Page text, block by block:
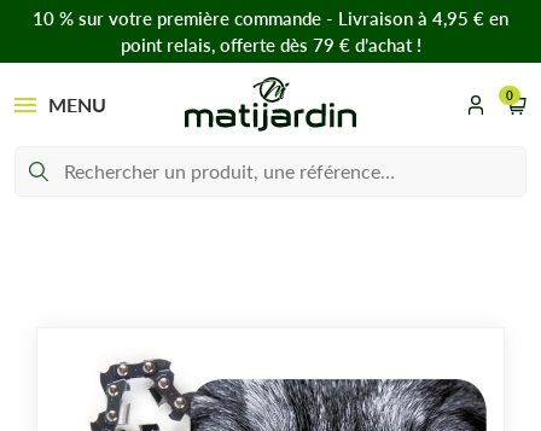
10 % sur votre première commande - Livraison à 4,95 € en
point relais, offerte dès 79 € d’achat !
MENU 0